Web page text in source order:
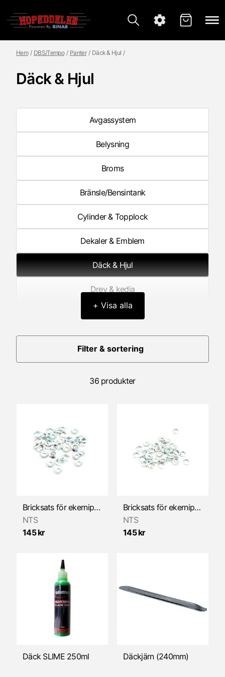
Hem DBS/Tempo Panter Däck & Hjul
Däck & Hjul
Avgassystem
Belysning
Broms
Bränsle/Bensintank
Cylinder & Topplock
Dekaler & Emblem
Däck & Hjul
Drev & kedja
Framgaffel/Fjädring fram
Förgasardelar
Förgasare
Hastighetsmätare
Kickstart
Kolvar
Motorkåpor
+ Visa alla
Filter & sortering
36 produkter
Bricksats för ekernippel, 5,8mm 36-pack
NTS
145 kr
Bricksats för ekernippel, 5mm (36-pack)
NTS
145 kr
Däck SLIME 250ml Däckjärn (240mm)